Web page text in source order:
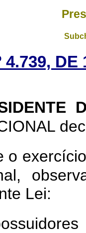
4.739,
o
Lei: